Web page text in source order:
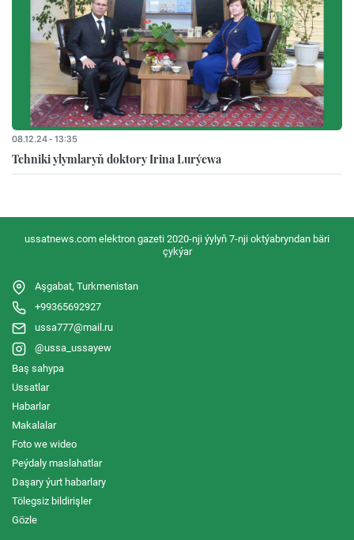
08.12.24 - 13:35
Tehniki ylymlaryň doktory Irina Lurýewa
ussatnews.com elektron gazeti 2020-nji ýylyň 7-nji oktýabryndan bäri
çykýar
Aşgabat, Turkmenistan
+99365692927
ussa777@mail.ru
@ussa_ussayew
Baş sahypa
Ussatlar
Habarlar
Makalalar
Foto we wideo
Peýdaly maslahatlar
Daşary ýurt habarlary
Tölegsiz bildirişler
Gözle